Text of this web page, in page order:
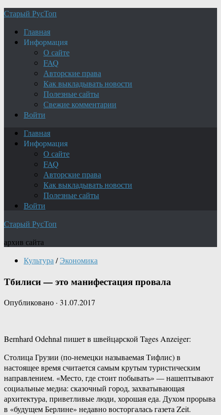
Старый РусТоп
Главная
Информация
О сайте
FAQ
Авторские права
Как выкладывать новости
Полезные сайты
Свежие комментарии
Войти
Главная
Информация
О сайте
FAQ
Авторские права
Как выкладывать новости
Полезные сайты
Войти
Старый РусТоп
архив сайта
Культура / Экономика
Тбилиси — это манифестация провала
Опубликовано · 31.07.2017
Bernhard Odehnal пишет в швейцарской Tages Anzeiger:
Столица Грузии (по-немецки называемая Тифлис) в
настоящее время считается самым крутым туристическим
направлением. «Место, где стоит побывать» — нашептывают
социальные медиа: сказочный город, захватывающая
архитектура, приветливые люди, хорошая еда. Духом прорыва
в «будущем Берлине» недавно восторгалась газета Zeit.